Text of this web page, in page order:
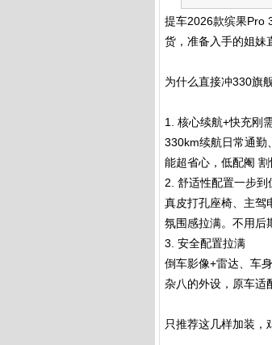
提车2026款缤果Pro
货，准备入手的姐妹
为什么直接冲330旗
1. 核心续航+快充刚
330km续航日常通勤
能超省心，低配阉 割
2. 舒适性配置一步到
真皮打孔座椅、主驾
氛围感拉满。不用后
3. 安全配置拉满
倒车影像+雷达、车
杂八的外设，原车适
只推荐这几样加装，